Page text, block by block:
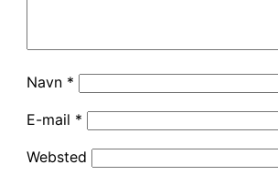
Navn *
E-mail *
Websted